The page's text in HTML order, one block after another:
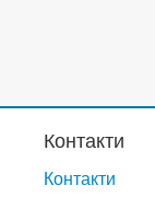
Контакти
Контакти